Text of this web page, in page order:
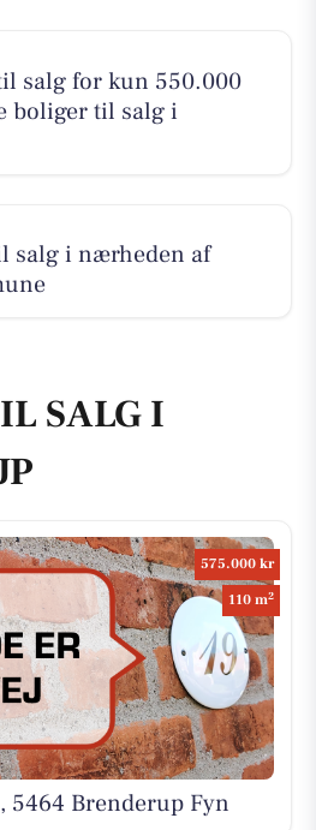
salg for kun 550.000
boliger til salg i
salg i nærheden af
SALG I
575.000 kr
110 m2
5464 Brenderup Fyn